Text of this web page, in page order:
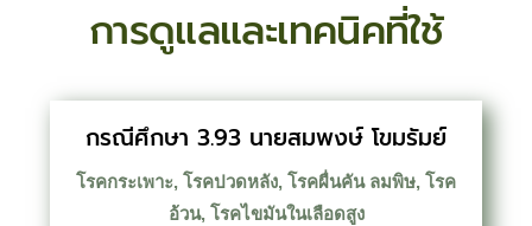
การดูแลและเทคนิคที่ใช้
กรณีศึกษา 3.93 นายสมพงษ์ โขมรัมย์
โรคกระเพาะ, โรคปวดหลัง, โรคผื่นคัน ลมพิษ, โรค
อ้วน, โรคไขมันในเลือดสูง